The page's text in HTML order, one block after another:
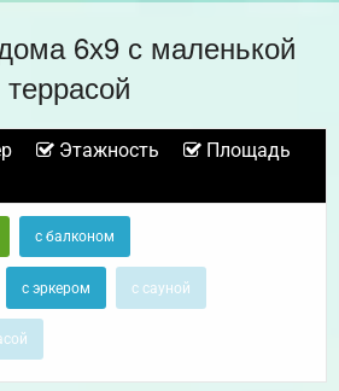
6х9 с маленькой
террасой
Этажность
Площадь
с балконом
с эркером с сауной